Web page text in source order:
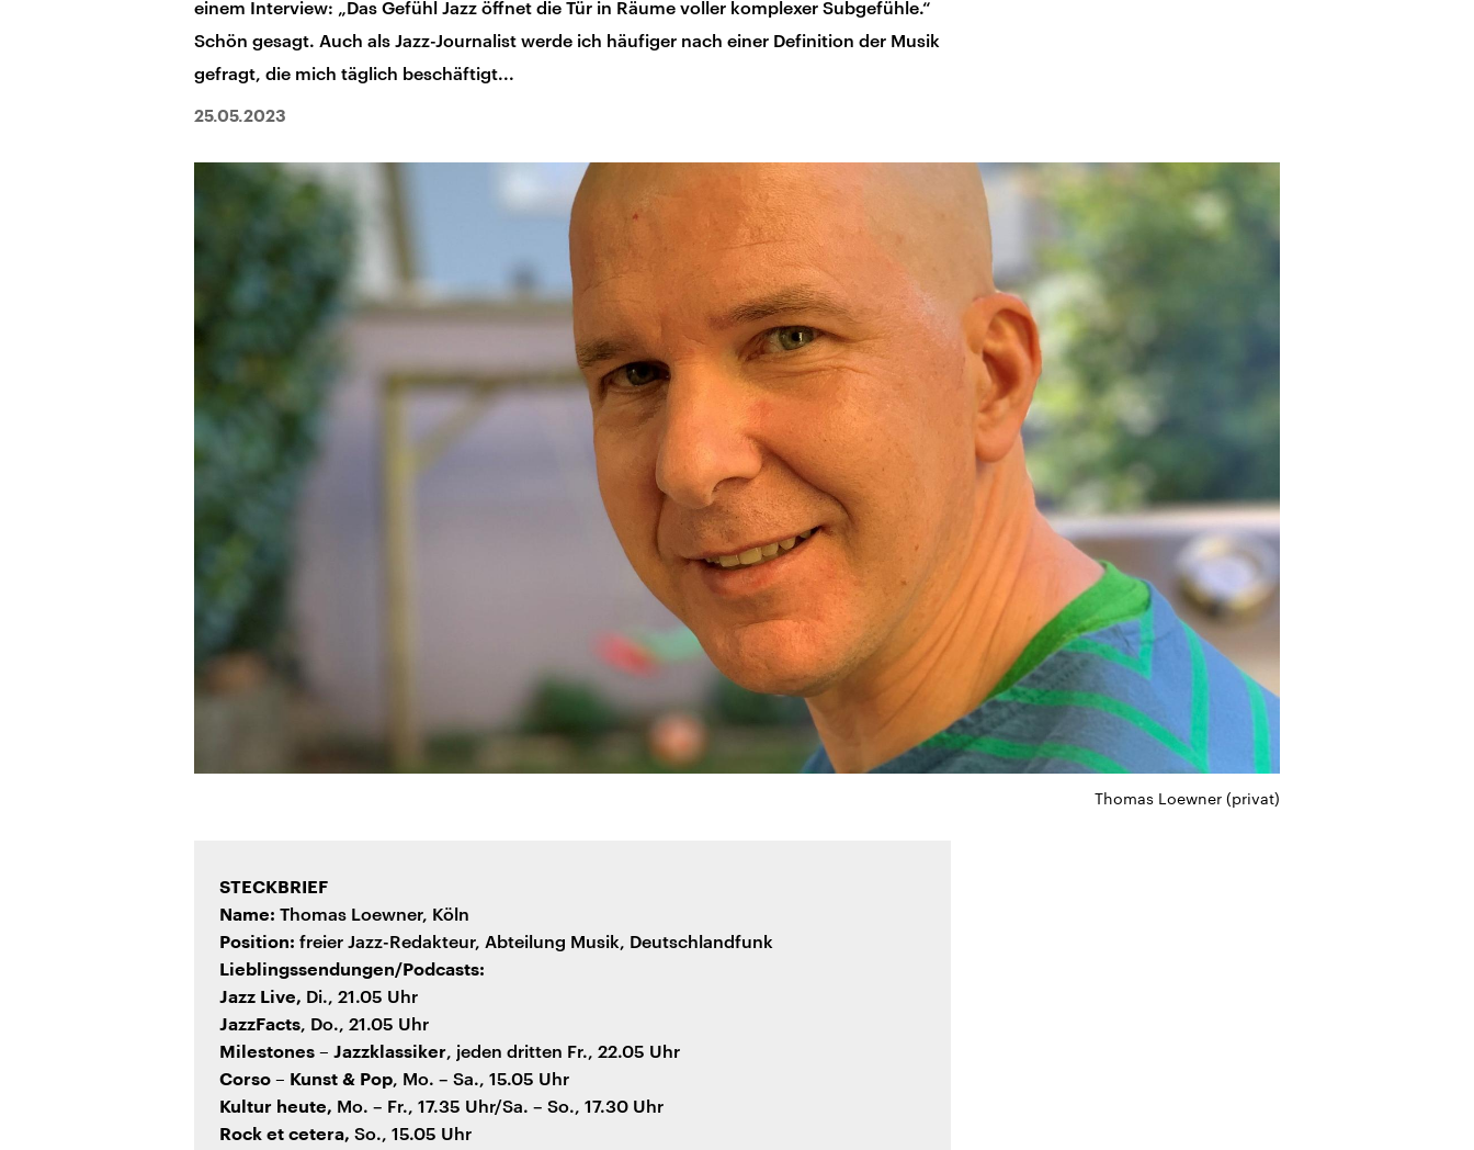
einem Interview: „Das Gefühl Jazz öffnet die Tür in Räume voller komplexer Subgefühle.“
Schön gesagt. Auch als Jazz-Journalist werde ich häufiger nach einer Definition der Musik
gefragt, die mich täglich beschäftigt...
25.05.2023
Thomas Loewner (privat)
STECKBRIEF
Name: Thomas Loewner, Köln
Position: freier Jazz-Redakteur, Abteilung Musik, Deutschlandfunk
Lieblingssendungen/Podcasts:
Jazz Live, Di., 21.05 Uhr
JazzFacts, Do., 21.05 Uhr
Milestones – Jazzklassiker, jeden dritten Fr., 22.05 Uhr
Corso – Kunst & Pop, Mo. – Sa., 15.05 Uhr
Kultur heute, Mo. – Fr., 17.35 Uhr/Sa. – So., 17.30 Uhr
Rock et cetera, So., 15.05 Uhr